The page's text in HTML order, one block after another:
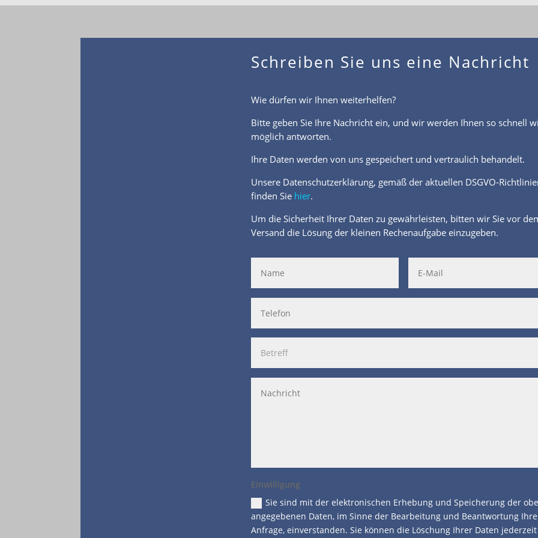
Schreiben Sie uns eine Nachricht
Wie dürfen wir Ihnen weiterhelfen?
Bitte geben Sie Ihre Nachricht ein, und wir werden Ihnen so schnell
möglich antworten.
Ihre Daten werden von uns gespeichert und vertraulich behandelt.
Unsere Datenschutzerklärung, gemäß der aktuellen DSGVO-
finden Siehier.
Um die Sicherheit Ihrer Daten zu gewährleisten, bitten wir Sie vor
Versand die Lösung der kleinen Rechenaufgabe einzugeben.
Einwilligung
Sie sind mit der elektronischen Erhebung und Speicherung der
angegebenen Daten, im Sinne der Bearbeitung und Beantwortung
Anfrage, einverstanden. Sie können die Löschung Ihrer Daten jederzeit